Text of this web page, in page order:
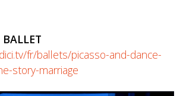
BALLET
fr/ballets/picasso-and-dance-
story-marriage